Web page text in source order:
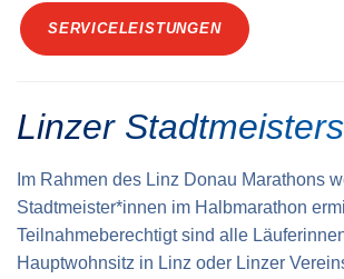
SERVICELEISTUNGEN
Linzer
Im Rahmen des Linz Donau Marathons
Stadtmeister*innen im Halbmarathon
Teilnahmeberechtigt sind alle
Hauptwohnsitz in Linz oder Linzer